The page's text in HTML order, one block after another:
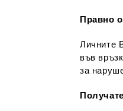
Правно
Личните
във
за